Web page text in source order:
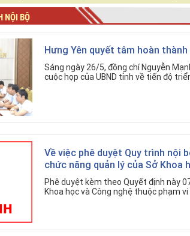
NỘI BỘ
Hưng Yên quyết tâm hoàn
Sáng ngày 26/5, đồng chí Nguyễn
cuộc họp của UBND tỉnh về tiến độ
Về việc phê duyệt Quy trình nội
chức năng quản lý của Sở Khoa
Phê duyệt kèm theo Quyết định này
Khoa học và Công nghệ thuộc phạm vi